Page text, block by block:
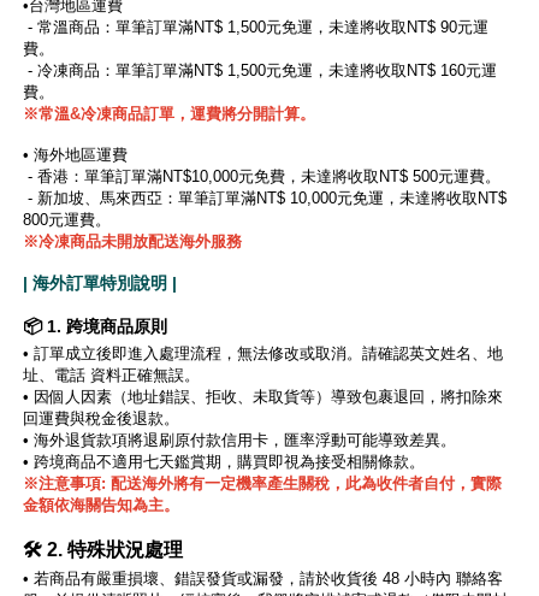
•台灣地區運費
- 常溫商品：單筆訂單滿NT$ 1,500元免運，未達將收取NT$ 90元運
費。
- 冷凍商品：單筆訂單滿NT$ 1,500元免運，未達將收取NT$ 160元運
費。
※常溫&冷凍商品訂單，運費將分開計算。
• 海外地區運費
- 香港：單筆訂單滿NT$10,000元免費，未達將收取NT$ 500元運費。
- 新加坡、馬來西亞：單筆訂單滿NT$ 10,000元免運，未達將收取NT$
800元運費。
※冷凍商品未開放配送海外服務
| 海外訂單特別說明 |
📦 1. 跨境商品原則
•訂單成立後即進入處理流程，無法修改或取消。請確認英文姓名、地
址、電話 資料正確無誤。
• 因個人因素（地址錯誤、拒收、未取貨等）導致包裹退回，將扣除來
回運費與稅金後退款。
• 海外退貨款項將退刷原付款信用卡，匯率浮動可能導致差異。
• 跨境商品不適用七天鑑賞期，購買即視為接受相關條款。
※注意事項: 配送海外將有一定機率產生關稅，此為收件者自付，實際
金額依海關告知為主。
🛠️ 2. 特殊狀況處理
• 若商品有嚴重損壞、錯誤發貨或漏發，請於收貨後 48 小時內 聯絡客